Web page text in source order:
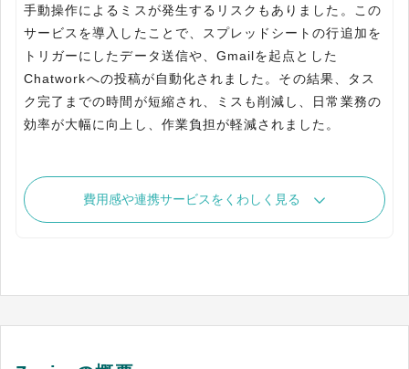
手動操作によるミスが発生するリスクもありました。この
サービスを導入したことで、スプレッドシートの行追加を
トリガーにしたデータ送信や、Gmailを起点とした
Chatworkへの投稿が自動化されました。その結果、タス
ク完了までの時間が短縮され、ミスも削減し、日常業務の
効率が大幅に向上し、作業負担が軽減されました。
費用感や連携サービスをくわしく見る